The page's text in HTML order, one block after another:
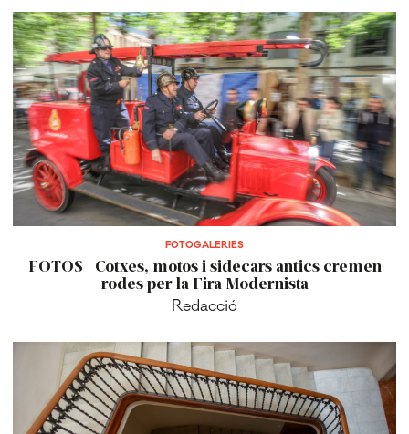
FOTOGALERIES
FOTOS | Cotxes, motos i sidecars antics cremen
rodes per la Fira Modernista
Redacció